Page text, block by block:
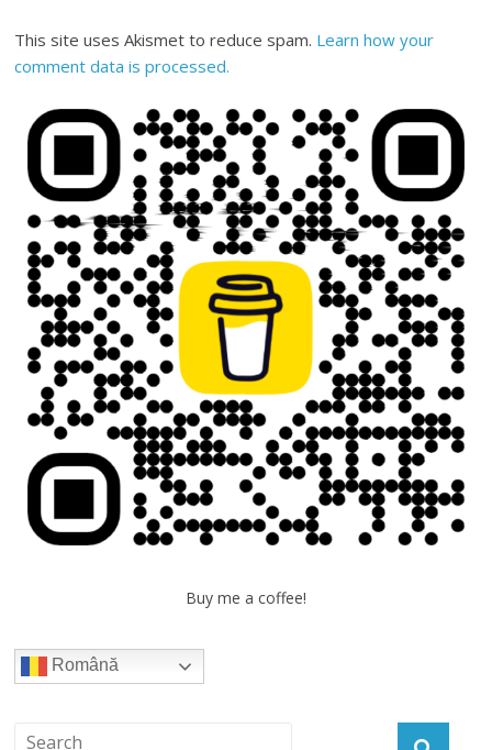
This site uses Akismet to reduce spam. Learn how your
comment data is processed.
Buy me a coffee!
Română